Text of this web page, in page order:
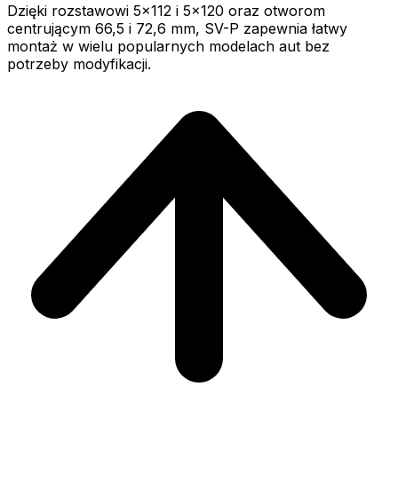
Dzięki rozstawowi 5x112 i 5x120 oraz otworom
centrującym 66,5 i 72,6 mm, SV-P zapewnia łatwy
montaż w wielu popularnych modelach aut bez
potrzeby modyfikacji.